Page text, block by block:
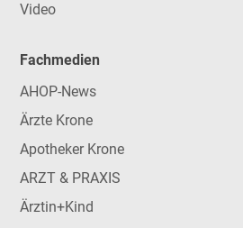
Video
Fachmedien
AHOP-News
Ärzte Krone
Apotheker Krone
ARZT & PRAXIS
Ärztin+Kind